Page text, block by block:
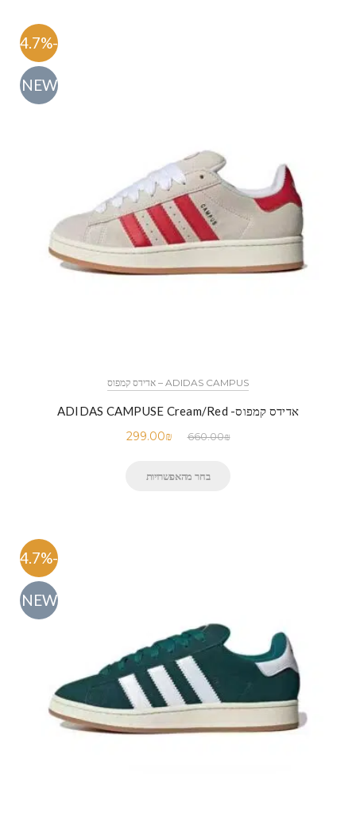
-54.7%
NEW
ADIDAS CAMPUS – אדידס קמפוס
אדידס קמפוס- ADIDAS CAMPUSE Cream/Red
660.00₪
299.00₪
בחר מהאפשרויות
-54.7%
NEW